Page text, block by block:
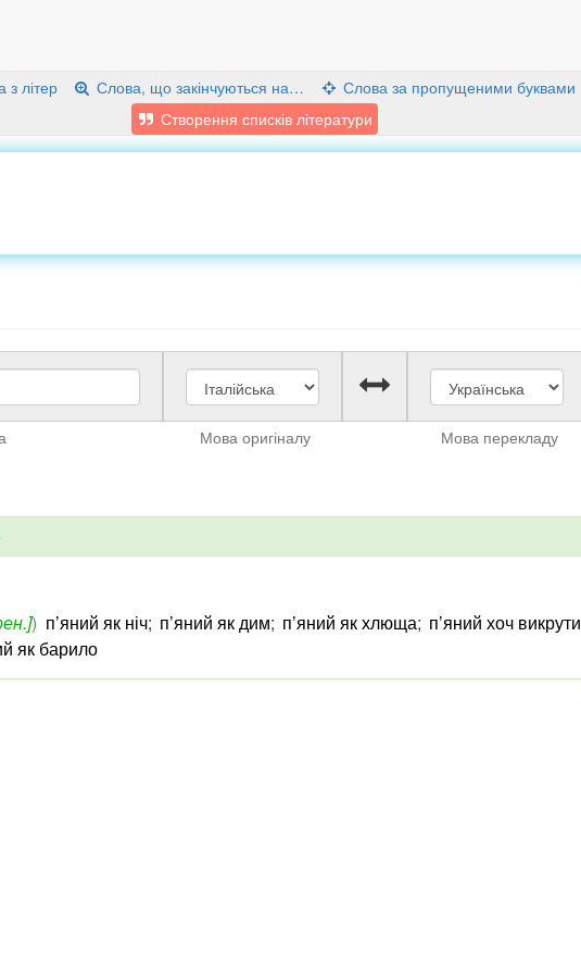
з літер Слова, що закінчуються на… Слова за пропущеними буквами
Створення списків літератури
Мова оригіналу Мова перекладу
) п’яний як ніч; п’яний як дим; п’яний як хлюща; п’яний хоч викрути
як барило